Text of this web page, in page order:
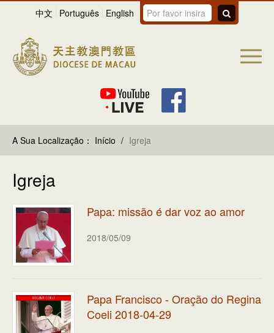
中文 Português English
A Sua Localização： Início / Igreja
Igreja
Papa: missão é dar voz ao amor
2018/05/09
Papa Francisco - Oração do Regina
Coeli 2018-04-29